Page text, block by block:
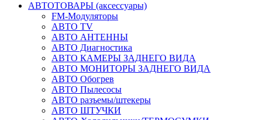
АВТОТОВАРЫ (аксессуары)
FM-Модуляторы
АВТО TV
АВТО АНТЕННЫ
АВТО Диагностика
АВТО КАМЕРЫ ЗАДНЕГО ВИДА
АВТО МОНИТОРЫ ЗАДНЕГО ВИДА
АВТО Обогрев
АВТО Пылесосы
АВТО разъемы/штекеры
АВТО ШТУЧКИ